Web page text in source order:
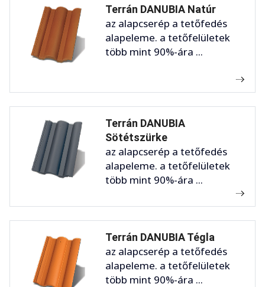
Terrán DANUBIA Natúr
az alapcserép a tetőfedés
alapeleme. a tetőfelületek
több mint 90%-ára ...
Terrán DANUBIA
Sötétszürke
az alapcserép a tetőfedés
alapeleme. a tetőfelületek
több mint 90%-ára ...
Terrán DANUBIA Tégla
az alapcserép a tetőfedés
alapeleme. a tetőfelületek
több mint 90%-ára ...